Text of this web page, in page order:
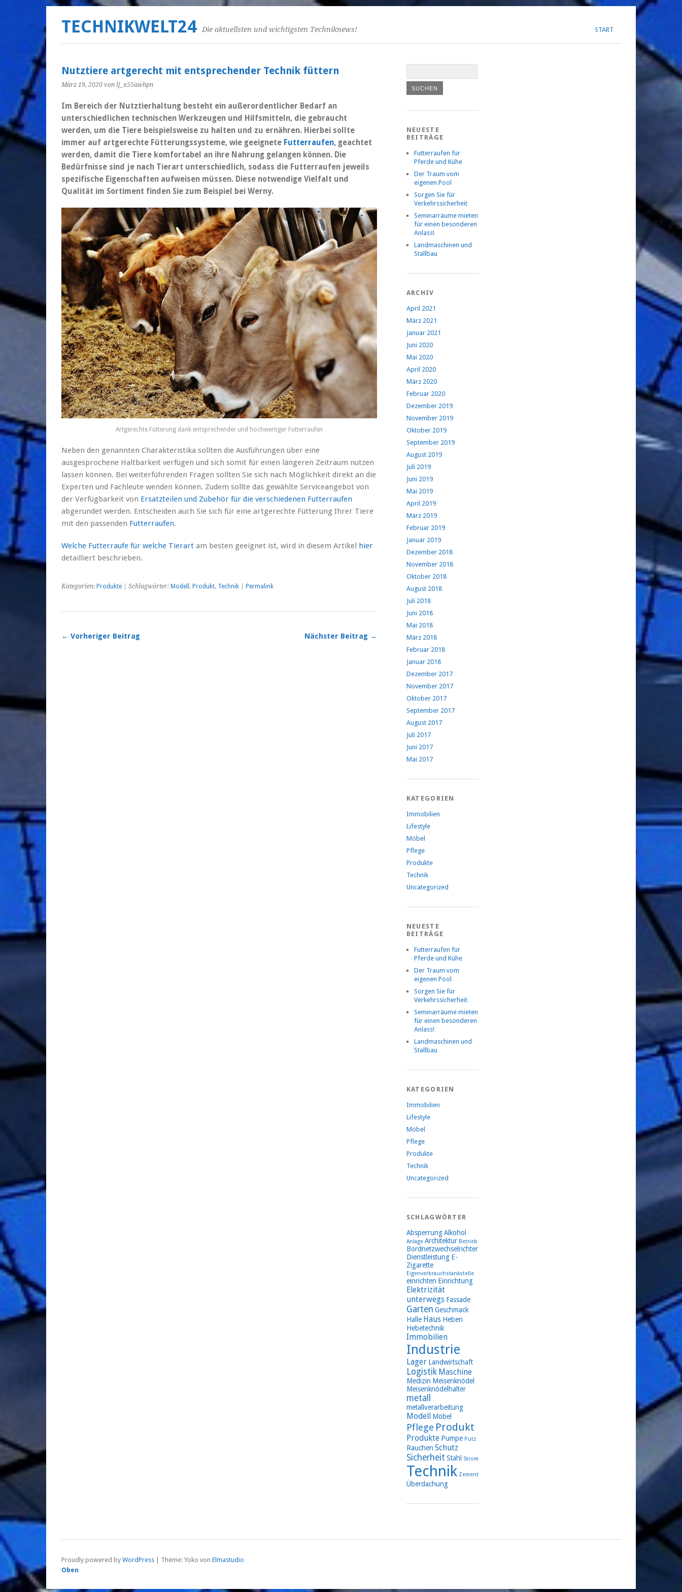
START
TECHNIKWELT24 Die aktuellsten und wichtigsten Techniknews!
Nutztiere artgerecht mit entsprechender Technik füttern
März 19, 2020 von lj_x55awhpn
Im Bereich der Nutztierhaltung besteht ein außerordentlicher Bedarf an
unterschiedlichen technischen Werkzeugen und Hilfsmitteln, die gebraucht
werden, um die Tiere beispielsweise zu halten und zu ernähren. Hierbei sollte
immer auf artgerechte Fütterungssysteme, wie geeignete Futterraufen, geachtet
werden, damit die Tiere komfortabel an ihre Nahrung gelangen können. Die
Bedürfnisse sind je nach Tierart unterschiedlich, sodass die Futterraufen jeweils
spezifische Eigenschaften aufweisen müssen. Diese notwendige Vielfalt und
Qualität im Sortiment finden Sie zum Beispiel bei Werny.
Artgerechte Fütterung dank entsprechender und hochwertiger Futterraufen
Neben den genannten Charakteristika sollten die Ausführungen über eine
ausgesprochene Haltbarkeit verfügen und sich somit für einen längeren Zeitraum nutzen
lassen können. Bei weiterführenden Fragen sollten Sie sich nach Möglichkeit direkt an die
Experten und Fachleute wenden können. Zudem sollte das gewählte Serviceangebot von
der Verfügbarkeit von Ersatzteilen und Zubehör für die verschiedenen Futterraufen
abgerundet werden. Entscheiden auch Sie sich für eine artgerechte Fütterung Ihrer Tiere
mit den passenden Futterraufen.
Welche Futterraufe für welche Tierart am besten geeignet ist, wird in diesem Artikel hier
detailliert beschrieben.
Kategorien: Produkte | Schlagwörter: Modell , Produkt, Technik Permalink
← Vorheriger Beitrag Nächster Beitrag →
NEUESTE
BEITRÄGE
Futterraufen für
Pferde und Kühe
Der Traum vom
eigenen Pool
Sorgen Sie für
Verkehrssicherheit
Seminarräume mieten
für einen besonderen
Anlass!
Landmaschinen und
Stallbau
ARCHIV
April 2021
März 2021
Januar 2021
Juni 2020
Mai 2020
April 2020
März 2020
Februar 2020
Dezember 2019
November 2019
Oktober 2019
September 2019
August 2019
Juli 2019
Juni 2019
Mai 2019
April 2019
März 2019
Februar 2019
Januar 2019
Dezember 2018
November 2018
Oktober 2018
August 2018
Juli 2018
Juni 2018
Mai 2018
März 2018
Februar 2018
Januar 2018
Dezember 2017
November 2017
Oktober 2017
September 2017
August 2017
Juli 2017
Juni 2017
Mai 2017
KATEGORIEN
Immobilien
Lifestyle
Möbel
Pflege
Produkte
Technik
Uncategorized
NEUESTE
BEITRÄGE
Futterraufen für
Pferde und Kühe
Der Traum vom
eigenen Pool
Sorgen Sie für
Verkehrssicherheit
Seminarräume mieten
für einen besonderen
Anlass!
Landmaschinen und
Stallbau
KATEGORIEN
Immobilien
Lifestyle
Möbel
Pflege
Produkte
Technik
Uncategorized
SCHLAGWÖRTER
AbsperrungAlkohol
Anlage Architektur Betrieb
Bordnetzwechselrichter
Dienstleistung E-
Zigarette
Eigenverbrauchstankstelle
einrichten Einrichtung
Elektrizität
unterwegs Fassade
Garten Geschmack
Halle Haus Heben
Hebetechnik
Immobilien
Industrie
Lager Landwirtschaft
Logistik Maschine
Medizin Meisenknödel
Meisenknödelhalter
metall
metallverarbeitung
Modell Möbel
Pflege Produkt
Produkte Pumpe Putz
Rauchen Schutz
Sicherheit Stahl Strom
Technik Zement
Überdachung
Proudly powered by WordPress Theme: Yoko von Elmastudio
Oben